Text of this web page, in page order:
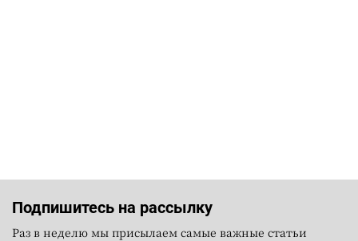
Подпишитесь на рассылку
Раз в неделю мы присылаем самые важные статьи